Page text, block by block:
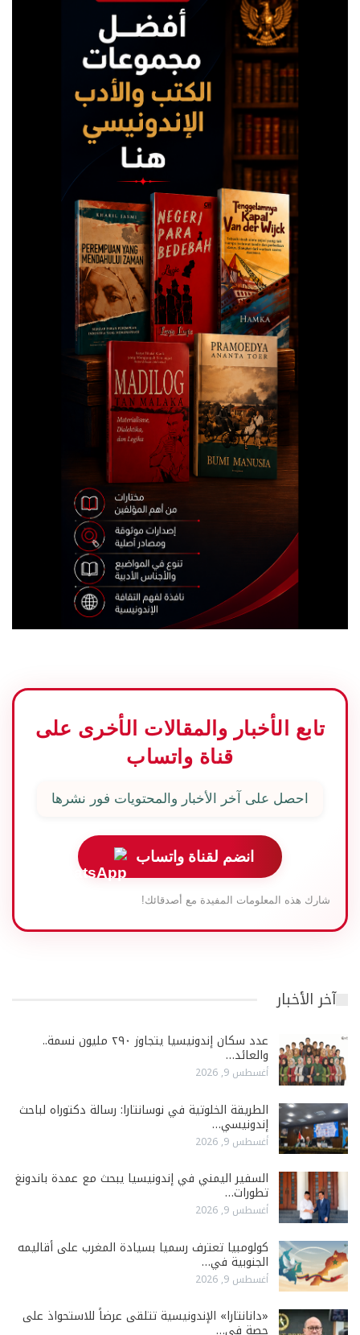
تابع الأخبار والمقالات الأخرى على
قناة واتساب
احصل على آخر الأخبار والمحتويات فور نشرها
انضم لقناة واتساب
شارك هذه المعلومات المفيدة مع أصدقائك!
آخر الأخبار
عدد سكان إندونيسيا يتجاوز ٢٩٠ مليون نسمة..
والعائد…
أغسطس 9, 2026
الطريقة الخلوتية في نوسانتارا: رسالة دكتوراه لباحث
إندونيسي…
أغسطس 9, 2026
السفير اليمني في إندونيسيا يبحث مع عمدة باندونغ
تطورات…
أغسطس 9, 2026
كولومبيا تعترف رسميا بسيادة المغرب على أقاليمه
الجنوبية في…
أغسطس 9, 2026
«دانانتارا» الإندونيسية تتلقى عرضاً للاستحواذ على